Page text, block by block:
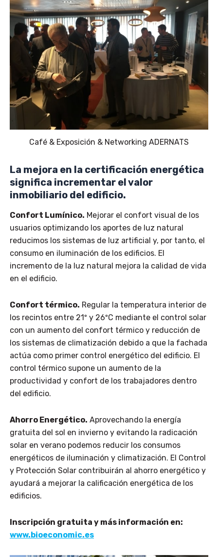
Café & Exposición & Networking ADERNATS
La mejora en la certificación energética
significa incrementar el valor
inmobiliario del edificio.
Confort Lumínico. Mejorar el confort visual de los
usuarios optimizando los aportes de luz natural
reducimos los sistemas de luz artificial y, por tanto, el
consumo en iluminación de los edificios. El
incremento de la luz natural mejora la calidad de vida
en el edificio.
Confort térmico. Regular la temperatura interior de
los recintos entre 21º y 26ºC mediante el control solar
con un aumento del confort térmico y reducción de
los sistemas de climatización debido a que la fachada
actúa como primer control energético del edificio. El
control térmico supone un aumento de la
productividad y confort de los trabajadores dentro
del edificio.
Ahorro Energético. Aprovechando la energía
gratuita del sol en invierno y evitando la radicación
solar en verano podemos reducir los consumos
energéticos de iluminación y climatización. El Control
y Protección Solar contribuirán al ahorro energético y
ayudará a mejorar la calificación energética de los
edificios.
Inscripción gratuita y más información en:
www.bioeconomic.es